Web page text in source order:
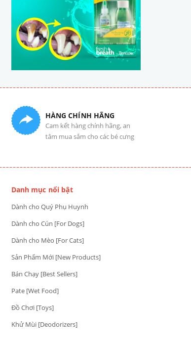
HÀNG CHÍNH HÃNG
Cam kết hàng chính hãng, an
tâm mua sắm cho các bé cưng
Danh mục nổi bật
Dành cho Quý Phụ Huynh
Dành cho Cún [For Dogs]
Dành cho Mèo [For Cats]
Sản Phẩm Mới [New Products]
Bán Chạy [Best Sellers]
Pate [Wet Food]
Đồ Chơi [Toys]
Khử Mùi [Deodorizers]